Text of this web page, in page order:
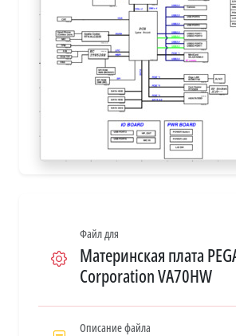
Файл для
Материнская плата
Corporation VA70HW
Описание файла